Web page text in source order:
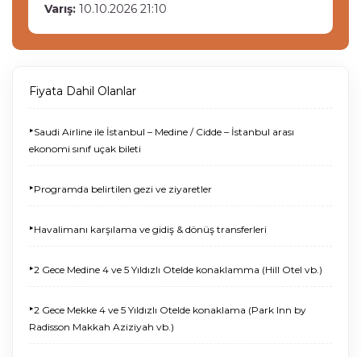
Varış: 10.10.2026 21:10
Fiyata Dahil Olanlar
‣Saudi Airline ile İstanbul – Medine / Cidde – İstanbul arası
ekonomi sınıf uçak bileti
‣Programda belirtilen gezi ve ziyaretler
‣Havalimanı karşılama ve gidiş & dönüş transferleri
‣2 Gece Medine 4 ve 5 Yıldızlı Otelde konaklamma (Hill Otel vb.)
‣2 Gece Mekke 4 ve 5 Yıldızlı Otelde konaklama (Park Inn by
Radisson Makkah Aziziyah vb.)